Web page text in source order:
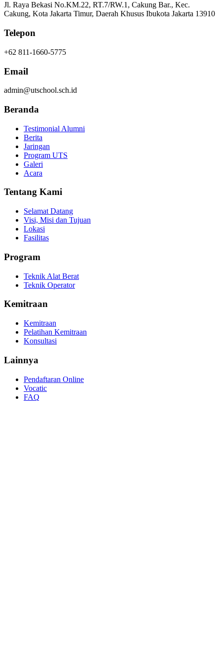
Jl. Raya Bekasi No.KM.22, RT.7/RW.1, Cakung Bar., Kec.
Cakung, Kota Jakarta Timur, Daerah Khusus Ibukota Jakarta 13910
Telepon
+62 811-1660-5775
Email
admin@utschool.sch.id
Beranda
Testimonial Alumni
Berita
Jaringan
Program UTS
Galeri
Acara
Tentang Kami
Selamat Datang
Visi, Misi dan Tujuan
Lokasi
Fasilitas
Program
Teknik Alat Berat
Teknik Operator
Kemitraan
Kemitraan
Pelatihan Kemitraan
Konsultasi
Lainnya
Pendaftaran Online
Vocatic
FAQ